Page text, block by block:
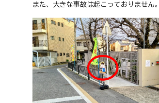
また、大きな事故は起こっておりません。